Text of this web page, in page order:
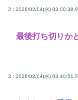
2 : 2026/02/04(水)
最後打ち切りか
3 : 2026/02/04(水)